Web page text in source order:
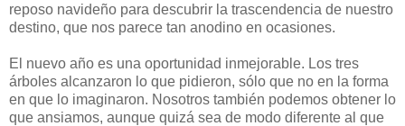
reposo navideño para descubrir la trascendencia de nuestro
destino, que nos parece tan anodino en ocasiones.
El nuevo año es una oportunidad inmejorable. Los tres
árboles alcanzaron lo que pidieron, sólo que no en la forma
en que lo imaginaron. Nosotros también podemos obtener lo
que ansiamos, aunque quizá sea de modo diferente al que